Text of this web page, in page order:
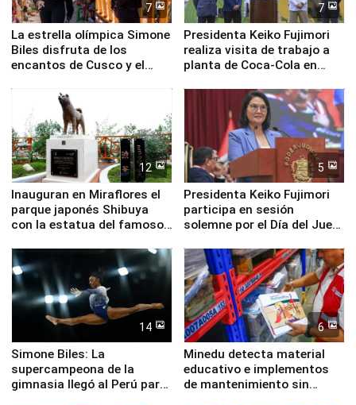
7
La estrella olímpica Simone
Biles disfruta de los
encantos de Cusco y el
7
Presidenta Keiko Fujimori
realiza visita de trabajo a
planta de Coca-Cola en
12
Inauguran en Miraflores el
parque japonés Shibuya
con la estatua del famoso
5
Presidenta Keiko Fujimori
participa en sesión
solemne por el Día del Juez
14
Simone Biles: La
supercampeona de la
gimnasia llegó al Perú para
6
Minedu detecta material
educativo e implementos
de mantenimiento sin